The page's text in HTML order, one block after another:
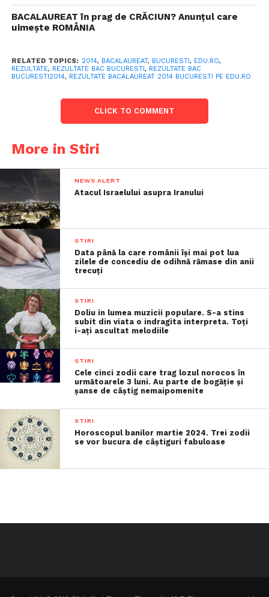
BACALAUREAT în prag de CRĂCIUN? Anunțul care
uimește ROMÂNIA
RELATED TOPICS: 2014, BACALAUREAT, BUCURESTI, EDU.RO,
REZULTATE, REZULTATE BAC BUCURESTI, REZULTATE BAC
BUCURESTI2014, REZULTATE BACALAUREAT 2014 BUCURESTI PE EDU.RO
CLICK TO COMMENT
More in Stiri
NEWS ALERT
Atacul Israelului asupra Iranului
STIRI
Data până la care românii îşi mai pot lua
zilele de concediu de odihnă rămase din anii
trecuţi
STIRI
Doliu in lumea muzicii populare. S-a stins
subit din viata o indragita interpreta. Toți
i-ați ascultat melodiile
STIRI
Cele cinci zodii care trag lozul norocos în
următoarele 3 luni. Au parte de bogăție și
șanse de câștig nemaipomenite
STIRI
Horoscopul banilor martie 2024. Trei zodii
se vor bucura de câștiguri fabuloase